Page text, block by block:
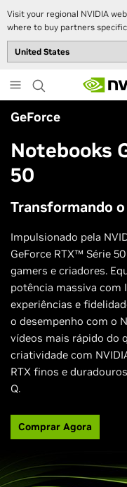
Visit your regional NVIDIA
where to buy partners
to
main
content
GeForce
Notebooks
50
Transformando
Impulsionado pela
GeForce RTX™ Série
gamers e criadores.
potência massiva com
experiências e
o desempenho com o
vídeos mais rápido do
criatividade com
RTX finos e
Q.
Comprar Agora